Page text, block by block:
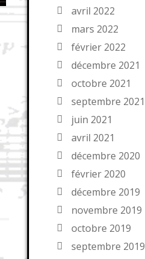
avril 2022
mars 2022
février 2022
décembre 2021
octobre 2021
septembre 2021
juin 2021
avril 2021
décembre 2020
février 2020
décembre 2019
novembre 2019
octobre 2019
septembre 2019